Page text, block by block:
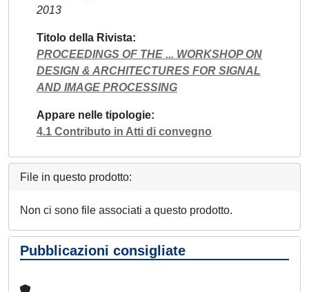
2013
Titolo della Rivista
PROCEEDINGS OF THE ... WORKSHOP ON
DESIGN & ARCHITECTURES FOR SIGNAL
AND IMAGE PROCESSING
Appare nelle tipologie
4.1 Contributo in Atti di convegno
File in questo prodotto:
Non ci sono file associati a questo prodotto.
Pubblicazioni consigliate